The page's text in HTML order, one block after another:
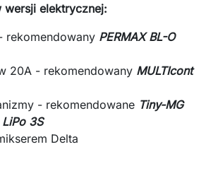
wersji elektrycznej:
rekomendowany PERMAX BL-O
20A - rekomendowany MULTIcont
- rekomendowane Tiny-MG
LiPo 3S
Delta